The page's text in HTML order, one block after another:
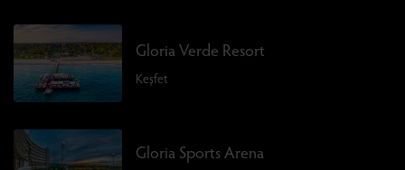
Gloria Verde Resort
Keşfet
Gloria Sports Arena